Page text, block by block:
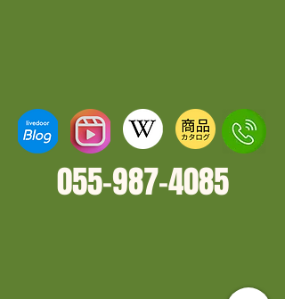
055-987-4085